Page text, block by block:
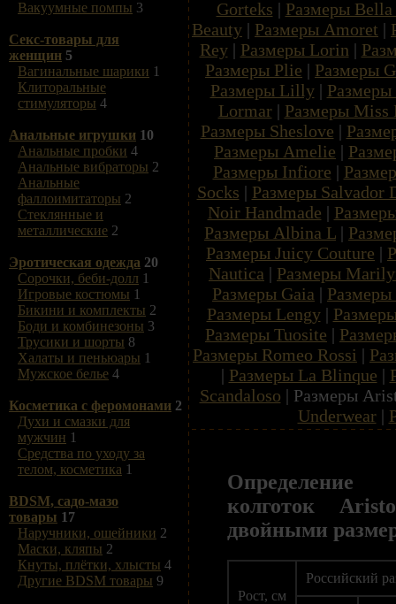
Вакуумные помпы 3
Секс-товары для
женщин 5
Вагинальные шарики 1
Клиторальные
стимуляторы 4
Анальные игрушки 10
Анальные пробки 4
Анальные вибраторы 2
Анальные
фаллоимитаторы 2
Стеклянные и
металлические 2
Эротическая одежда 20
Сорочки, беби-долл 1
Игровые костюмы 1
Бикини и комплекты 2
Боди и комбинезоны 3
Трусики и шорты 8
Халаты и пеньюары 1
Мужское белье 4
Косметика с феромонами 2
Духи и смазки для
мужчин 1
Средства по уходу за
телом, косметика 1
BDSM, садо-мазо
товары 17
Наручники, ошейники 2
Маски, кляпы 2
Кнуты, плётки, хлысты 4
Другие BDSM товары 9
Gorteks | Размеры
Beauty | Размеры Amoret |
Rey| Размеры Lorin |
Размеры Plie | Размеры
Размеры Lilly|
Lormar| Размеры Miss
Размеры Sheslove |
Размеры Amelie |
Размеры Infiore |
Socks | Размеры Salvador
Noir Handmade |
Размеры Albina L |
Размеры Juicy Couture |
Nautica | Размеры
Размеры Gaia |
Размеры Lengy|
Размеры Tuosite |
Размеры Romeo Rossi |
| Размеры La Blinque |
Scandaloso | Размеры
Underwear|
Определение
колготок
двойными
Рост, см
Российский